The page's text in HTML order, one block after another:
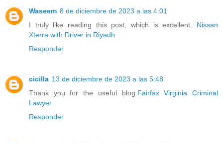
Waseem 8 de diciembre de 2023 a las 4:01
I truly like reading this post, which is excellent. Nissan
Xterra with Driver in Riyadh
Responder
cicilla 13 de diciembre de 2023 a las 5:48
Thank you for the useful blog.Fairfax Virginia Criminal
Lawyer
Responder